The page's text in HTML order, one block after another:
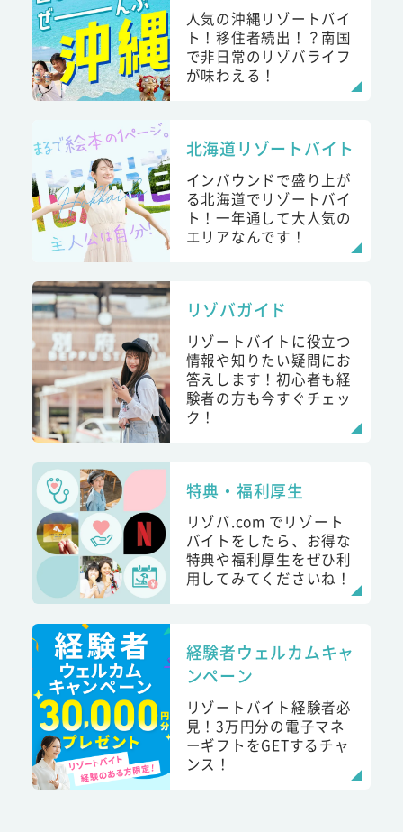
人気の沖縄リゾートバイ
ト！移住者続出！？南国
で非日常のリゾバライフ
が味わえる！
北海道リゾートバイト
インバウンドで盛り上が
る北海道でリゾートバイ
ト！一年通して大人気の
エリアなんです！
リゾバガイド
リゾートバイトに役立つ
情報や知りたい疑問にお
答えします！初心者も経
験者の方も今すぐチェッ
ク！
特典・福利厚生
リゾバ.com でリゾート
バイトをしたら、お得な
特典や福利厚生をぜひ利
用してみてくださいね！
経験者ウェルカムキャ
ンペーン
リゾートバイト経験者必
見！3万円分の電子マネ
ーギフトをGETするチャ
ンス！